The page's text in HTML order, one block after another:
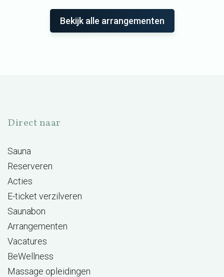
Bekijk alle arrangementen
Direct naar
Sauna
Reserveren
Acties
E-ticket verzilveren
Saunabon
Arrangementen
Vacatures
BeWellness
Massage opleidingen